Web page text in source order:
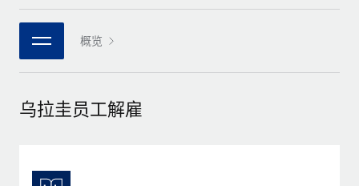
团队的内置核心人力资源功能
连接 新的
使用我们的 MCP 将任何人工智能工具与 Remote 平台相连
借助核心业务工具简化流程
与我们携手合作
战略技术合作伙伴
Remote Build
核对表和模板
职位描述库
网络研讨会
活动
薪金与人才洞察
Português (Portugal)
日本語
한국어
概览
乌拉圭员工解雇